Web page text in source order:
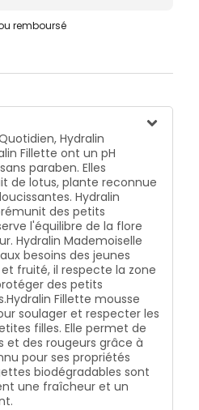
remboursé
Hydralin
Fillette ont un pH
paraben. Elles
de lotus, plante reconnue
Hydralin
des petits
l'équilibre de la flore
Hydralin Mademoiselle
besoins des jeunes
fruité, il respecte la zone
des petits
Fillette mousse
soulager et respecter les
filles. Elle permet de
et des rougeurs grâce à
pour ses propriétés
biodégradables sont
une fraîcheur et un